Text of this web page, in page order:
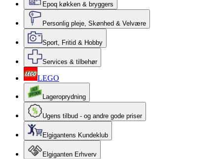
Epoq køkken & bryggers
Personlig pleje, Skønhed & Velvære
Sport, Fritid & Hobby
Services & tilbehør
LEGO
Lageroprydning
Ugens tilbud - og andre gode priser
Elgigantens Kundeklub
Elgiganten Erhverv